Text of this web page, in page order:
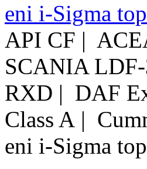
eni i-Sigma
API CF |
SCANIA
RXD | DAF
Class A |
eni i-Sigma